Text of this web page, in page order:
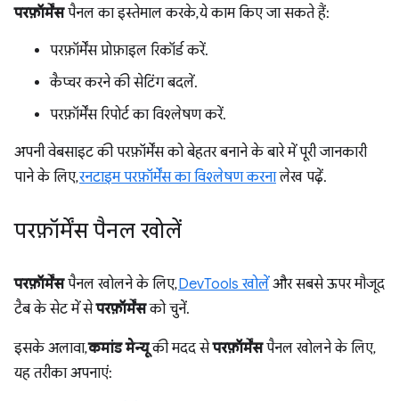
परफ़ॉर्मेंसपैनल का इस्तेमाल करके, ये काम किए जा सकते हैं:
परफ़ॉर्मेंस प्रोफ़ाइल रिकॉर्ड करें.
कैप्चर करने की सेटिंग बदलें.
परफ़ॉर्मेंस रिपोर्ट का विश्लेषण करें.
अपनी वेबसाइट की परफ़ॉर्मेंस को बेहतर बनाने के बारे में पूरी जानकारी
पाने के लिए,रनटाइम परफ़ॉर्मेंस का विश्लेषण करनालेख पढ़ें.
परफ़ॉर्मेंस पैनल खोलें
परफ़ॉर्मेंसपैनल खोलने के लिए,DevTools खोलें और सबसे ऊपर मौजूद
टैब के सेट में सेपरफ़ॉर्मेंसको चुनें.
इसके अलावा,कमांड मेन्यूकी मदद सेपरफ़ॉर्मेंसपैनल खोलने के लिए,
यह तरीका अपनाएं: